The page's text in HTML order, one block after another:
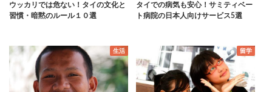
ウッカリでは危ない！タイの文化と
習慣・暗黙のルール１０選
タイでの病気も安心！サミティベー
ト病院の日本人向けサービス5選
生活 留学